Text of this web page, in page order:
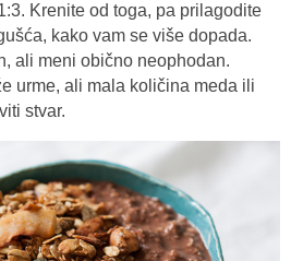
Krenite od toga, pa prilagodite
kako vam se više dopada.
ali meni obično neophodan.
urme, ali mala količina meda ili
stvar.